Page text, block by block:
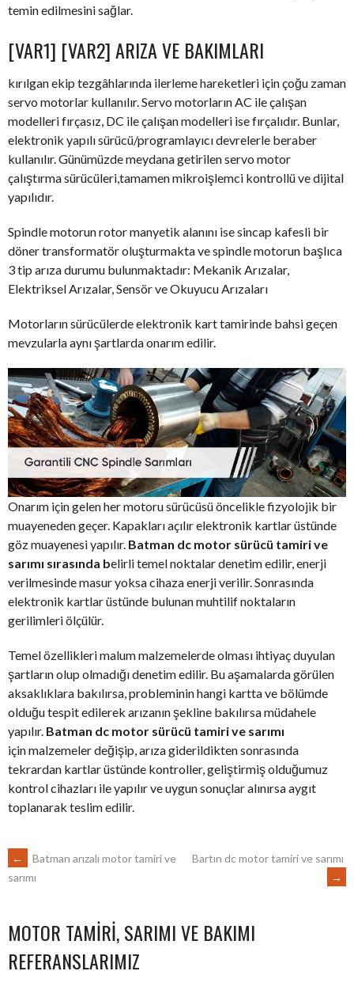
temin edilmesini sağlar.
[VAR1] [VAR2] ARIZA VE BAKIMLARI
kırılgan ekip tezgâhlarında ilerleme hareketleri için çoğu zaman
servo motorlar kullanılır. Servo motorların AC ile çalışan
modelleri fırçasız, DC ile çalışan modelleri ise fırçalıdır. Bunlar,
elektronik yapılı sürücü/programlayıcı devrelerle beraber
kullanılır. Günümüzde meydana getirilen servo motor
çalıştırma sürücüleri,tamamen mikroişlemci kontrollü ve dijital
yapılıdır.
Spindle motorun rotor manyetik alanını ise sincap kafesli bir
döner transformatör oluşturmakta ve spindle motorun başlıca
3 tip arıza durumu bulunmaktadır: Mekanik Arızalar,
Elektriksel Arızalar, Sensör ve Okuyucu Arızaları
Motorların sürücülerde elektronik kart tamirinde bahsi geçen
mevzularla aynı şartlarda onarım edilir.
Onarım için gelen her motoru sürücüsü öncelikle fizyolojik bir
muayeneden geçer. Kapakları açılır elektronik kartlar üstünde
göz muayenesi yapılır. Batman dc motor sürücü tamiri ve
sarımı sırasında belirli temel noktalar denetim edilir, enerji
verilmesinde masur yoksa cihaza enerji verilir. Sonrasında
elektronik kartlar üstünde bulunan muhtilif noktaların
gerilimleri ölçülür.
Temel özellikleri malum malzemelerde olması ihtiyaç duyulan
şartların olup olmadığı denetim edilir. Bu aşamalarda görülen
aksaklıklara bakılırsa, probleminin hangi kartta ve bölümde
olduğu tespit edilerek arızanın şekline bakılırsa müdahele
yapılır. Batman dc motor sürücü tamiri ve sarımı
için malzemeler değişip, arıza giderildikten sonrasında
tekrardan kartlar üstünde kontroller, geliştirmiş olduğumuz
kontrol cihazları ile yapılır ve uygun sonuçlar alınırsa aygıt
toplanarak teslim edilir.
POST
NAVIGATION
←
Batman arızalı motor tamiri ve
sarımı
Bartın dc motor tamiri ve sarımı
→
MOTOR TAMIRI, SARIMI VE BAKIMI
REFERANSLARIMIZ